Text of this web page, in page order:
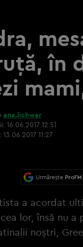
în
ana.lichwar
16.06.2017 12:51
13.06.2017 11:27
Urmărește ProFM
a acordat
lor, însă nu
noștri,